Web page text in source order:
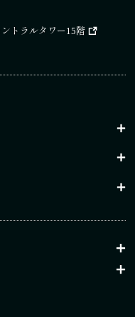
トラルタワー15階